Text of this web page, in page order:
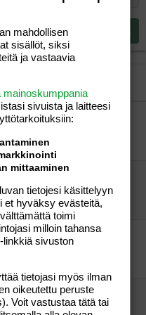
Lähetä vastaus
Perhe-elämä
Aihe vapaa
14.11.2007
mahdollisen
sisällöt, siksi
ja vastaavia
mainoskumppania
sivuista ja laitteesi
mittaaminen
tietojesi käsittelyyn
et hyväksy evästeitä,
toimi
milloin tahansa
-linkkiä sivuston
tietojasi myös ilman
oikeutettu peruste
Voit vastustaa tätä tai